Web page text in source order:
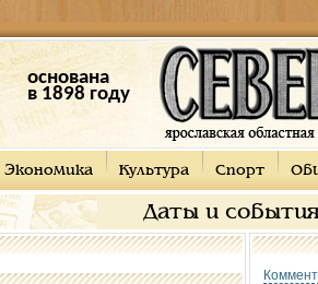
основана
в 1898 году
Экономика Культура Спорт
Даты и события